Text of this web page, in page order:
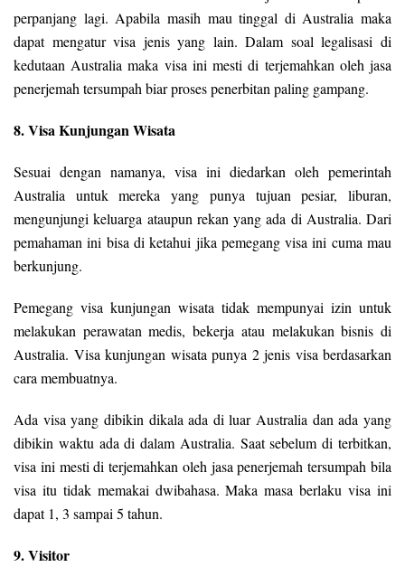
perpanjang lagi. Apabila masih mau tinggal di Australia maka
dapat mengatur visa jenis yang lain. Dalam soal legalisasi di
kedutaan Australia maka visa ini mesti di terjemahkan oleh jasa
penerjemah tersumpah biar proses penerbitan paling gampang.
8. Visa Kunjungan Wisata
Sesuai dengan namanya, visa ini diedarkan oleh pemerintah
Australia untuk mereka yang punya tujuan pesiar, liburan,
mengunjungi keluarga ataupun rekan yang ada di Australia. Dari
pemahaman ini bisa di ketahui jika pemegang visa ini cuma mau
berkunjung.
Pemegang visa kunjungan wisata tidak mempunyai izin untuk
melakukan perawatan medis, bekerja atau melakukan bisnis di
Australia. Visa kunjungan wisata punya 2 jenis visa berdasarkan
cara membuatnya.
Ada visa yang dibikin dikala ada di luar Australia dan ada yang
dibikin waktu ada di dalam Australia. Saat sebelum di terbitkan,
visa ini mesti di terjemahkan oleh jasa penerjemah tersumpah bila
visa itu tidak memakai dwibahasa. Maka masa berlaku visa ini
dapat 1, 3 sampai 5 tahun.
9. Visitor